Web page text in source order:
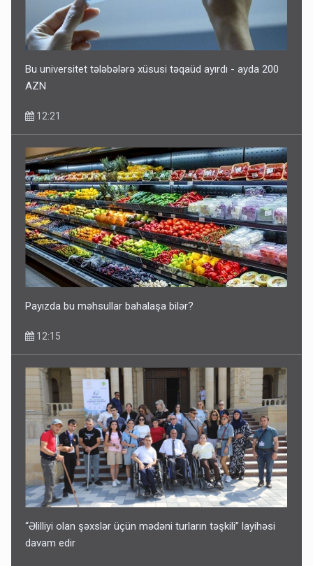
Bu universitet tələbələrə xüsusi təqaüd ayırdı - ayda 200
AZN
12:21
Payızda bu məhsullar bahalaşa bilər?
12:15
“Əlilliyi olan şəxslər üçün mədəni turların təşkili” layihəsi
davam edir